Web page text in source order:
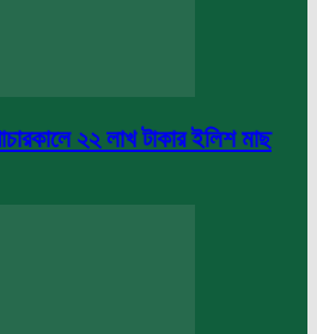
২২ লাখ টাকার ইলিশ মাছ